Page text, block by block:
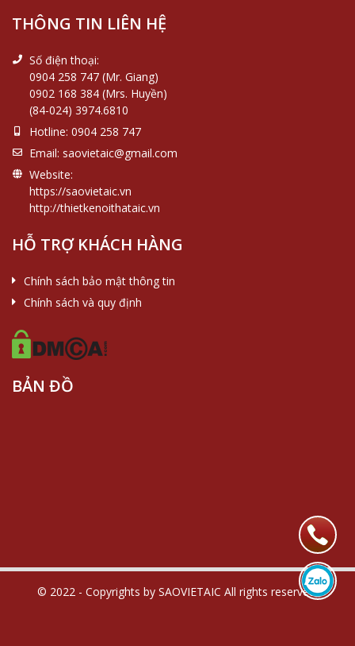
THÔNG TIN LIÊN HỆ
Số điện thoại:
0904 258 747 (Mr. Giang)
0902 168 384 (Mrs. Huyền)
(84-024) 3974.6810
Hotline: 0904 258 747
Email: saovietaic@gmail.com
Website:
https://saovietaic.vn
http://thietkenoithataic.vn
HỖ TRỢ KHÁCH HÀNG
Chính sách bảo mật thông tin
Chính sách và quy định
BẢN ĐỒ
© 2022 - Copyrights by SAOVIETAIC All rights reserved.